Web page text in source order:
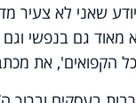
שאני לא צעיר
בן 53, בריא מאוד גם
הקפואים', את